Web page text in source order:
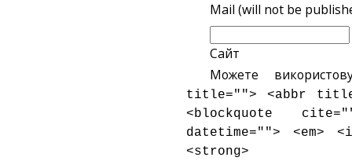
Mail (will not be
Сайт
Можете
title=""> <abbr
<blockquote
datetime=""> <em>
<strong>